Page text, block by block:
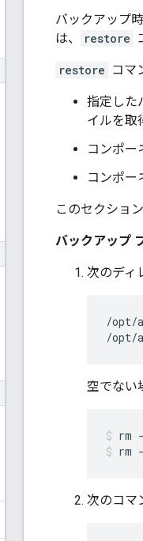
バックアップ
は、
restore
restore コマ
指定した
イルを取
コンポー
コンポー
このセクション
バックアップ
次のディ
/opt/
/opt/
空でない
rm
rm
次のコマ